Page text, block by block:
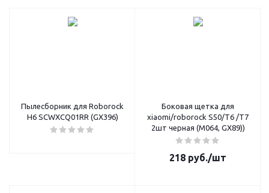
Пылесборник для Roborock
H6 SCWXCQ01RR (GX396)
Боковая щетка для
xiaomi/roborock S50/T6 /T7
2шт черная (M064, GX89))
218 руб./шт